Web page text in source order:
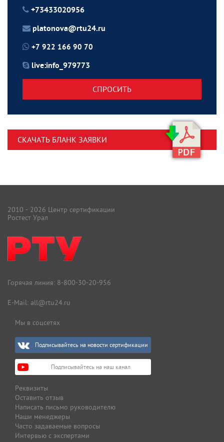
+73433020956
platonova@rtu24.ru
+7 922 166 90 70
live:info_979773
СПРОСИТЬ
СКАЧАТЬ БЛАНК ЗАЯВКИ
2010 - 2026 Центр сертификации
Ростест Урал
Горячая линия: 8-800-30-20-956
E-Mail: all@rtu24.ru
Мы в соцсетях
Подписывайтесь на новости сертификации
Подписывайтесь на наш канал
Реквизиты
Оставить отзыв
Написать письмо руководителю
Наши менеджеры
Часто задаваемые вопросы
Интервью с экспертами